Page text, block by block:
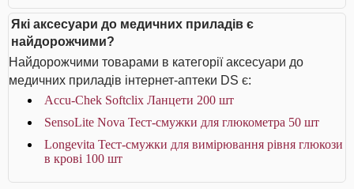
Які аксесуари до медичних приладів є
найдорожчими?
Найдорожчими товарами в категорії аксесуари до
медичних приладів інтернет-аптеки DS є:
Accu-Chek Softclix Ланцети 200 шт
SensoLite Nova Тест-смужки для глюкометра 50 шт
Longevita Тест-смужки для вимірювання рівня глюкози
в крові 100 шт